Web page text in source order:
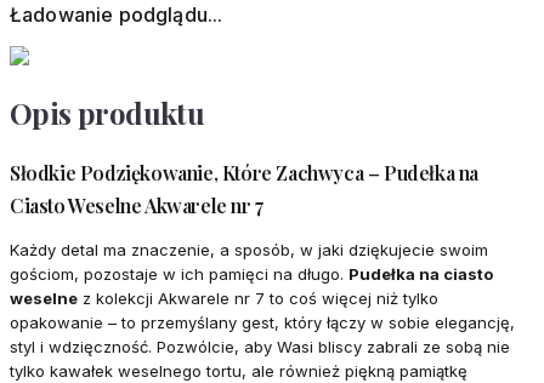
Ładowanie podglądu...
Opis produktu
Słodkie Podziękowanie, Które Zachwyca – Pudełka na
Ciasto Weselne Akwarele nr 7
Każdy detal ma znaczenie, a sposób, w jaki dziękujecie swoim
gościom, pozostaje w ich pamięci na długo. Pudełka na ciasto
weselne z kolekcji Akwarele nr 7 to coś więcej niż tylko
opakowanie – to przemyślany gest, który łączy w sobie elegancję,
styl i wdzięczność. Pozwólcie, aby Wasi bliscy zabrali ze sobą nie
tylko kawałek weselnego tortu, ale również piękną pamiątkę